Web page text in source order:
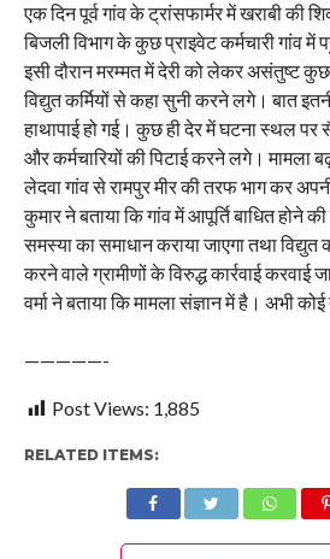
एक दिन पूर्व गांव के ट्रांसफार्मर में खराबी की
बिजली विभाग के कुछ प्राइवेट कर्मचारी गांव
इसी दौरान मरम्मत में देरी को लेकर असंतुष्ट
विद्युत कर्मियों से कहा सुनी करने लगे। बात
हाथापाई हो गई। कुछ ही देर में घटना स्थल पर
और कर्मचारियों की पिटाई करने लगे। मामला
लेदवा गांव से रामपुर मीर की तरफ भाग कर
कुमार ने बताया कि गांव में आपूर्ति बाधित होने
समस्या का समाधान कराया जाएगा तथा विद्युत
करने वाले ग्रामीणों के विरुद्ध कार्रवाई करवाई
वर्मा ने बताया कि मामला संज्ञान में है। अभी कोई
—————-
Post Views: 1,885
RELATED ITEMS: